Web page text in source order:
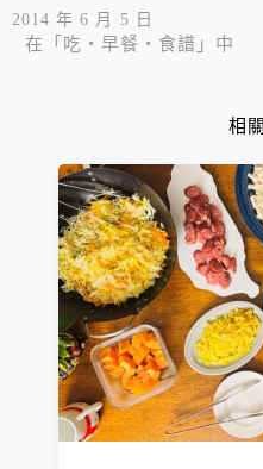
2014 年 6 月 5 日
在「吃‧早餐‧食譜」中
相